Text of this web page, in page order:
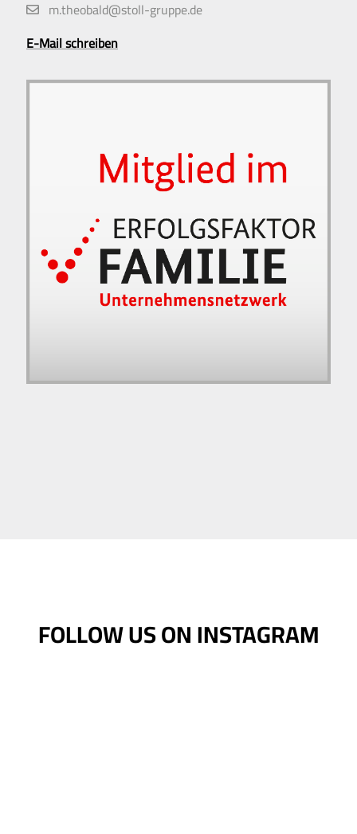
m.theobald@stoll-gruppe.de
E-Mail schreiben
FOLLOW US ON INSTAGRAM